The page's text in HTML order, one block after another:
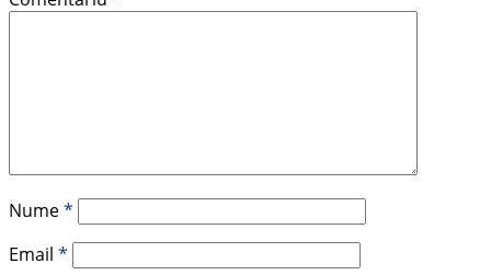
Nume*
Email *